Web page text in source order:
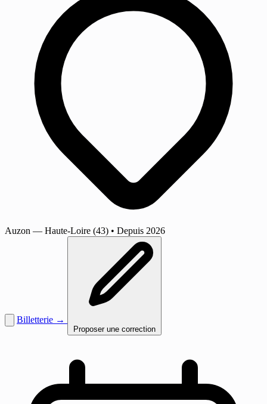
Auzon — Haute-Loire (43) • Depuis 2026
Billetterie →
Proposer une correction